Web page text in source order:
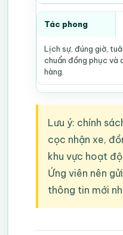
Tác phong
Lịch sự, đúng giờ,
chuẩn đồng phục và
hàng.
Lưu ý: chính
cọc nhận xe,
khu vực hoạt
Ứng viên nên
thông tin mới